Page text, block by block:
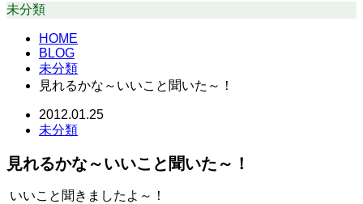
未分類
HOME
BLOG
未分類
見れるかな～いいこと聞いた～！
2012.01.25
未分類
見れるかな～いいこと聞いた～！
いいこと聞きましたよ～！